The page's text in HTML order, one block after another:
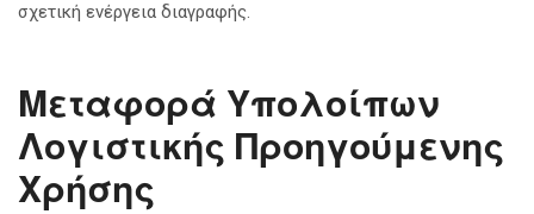
σχετική ενέργεια διαγραφής.
Μεταφορά Υπολοίπων
Λογιστικής Προηγούμενης
Χρήσης